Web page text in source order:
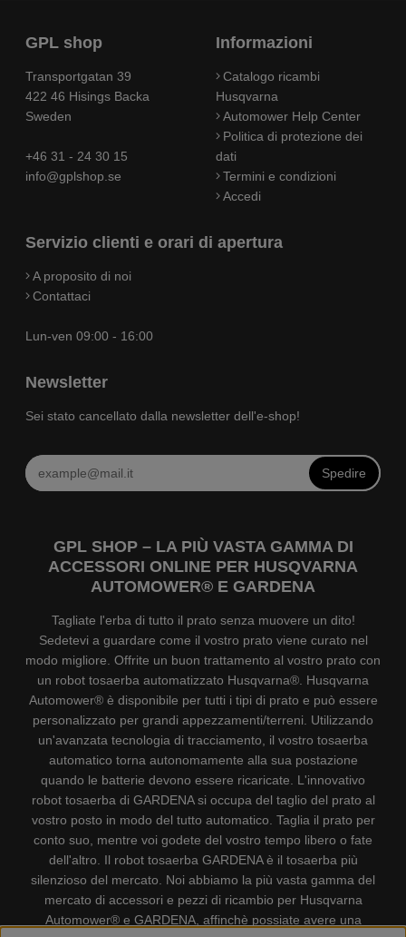
GPL shop
Transportgatan 39
422 46 Hisings Backa
Sweden
+46 31 - 24 30 15
info@gplshop.se
Informazioni
Catalogo ricambi
Husqvarna
Automower Help Center
Politica di protezione dei
dati
Termini e condizioni
Accedi
Servizio clienti e orari di apertura
A proposito di noi
Contattaci
Lun-ven 09:00 - 16:00
Newsletter
Sei stato cancellato dalla newsletter dell'e-shop!
Spedire
GPL SHOP – LA PIÙ VASTA GAMMA DI
ACCESSORI ONLINE PER HUSQVARNA
AUTOMOWER® E GARDENA
Tagliate l'erba di tutto il prato senza muovere un dito!
Sedetevi a guardare come il vostro prato viene curato nel
modo migliore. Offrite un buon trattamento al vostro prato con
un robot tosaerba automatizzato Husqvarna®. Husqvarna
Automower® è disponibile per tutti i tipi di prato e può essere
personalizzato per grandi appezzamenti/terreni. Utilizzando
un'avanzata tecnologia di tracciamento, il vostro tosaerba
automatico torna autonomamente alla sua postazione
quando le batterie devono essere ricaricate. L'innovativo
robot tosaerba di GARDENA si occupa del taglio del prato al
vostro posto in modo del tutto automatico. Taglia il prato per
conto suo, mentre voi godete del vostro tempo libero o fate
dell'altro. Il robot tosaerba GARDENA è il tosaerba più
silenzioso del mercato. Noi abbiamo la più vasta gamma del
mercato di accessori e pezzi di ricambio per Husqvarna
Automower® e GARDENA, affinchè possiate avere una